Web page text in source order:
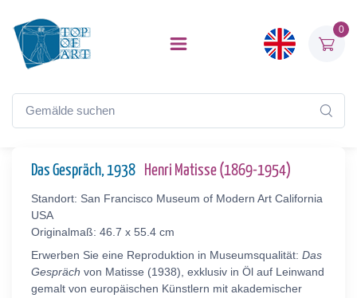
0
Das Gespräch, 1938 Henri Matisse (1869-1954)
Standort: San Francisco Museum of Modern Art California
USA
Originalmaß: 46.7 x 55.4 cm
Erwerben Sie eine Reproduktion in Museumsqualität: Das
Gespräch von Matisse (1938), exklusiv in Öl auf Leinwand
gemalt von europäischen Künstlern mit akademischer